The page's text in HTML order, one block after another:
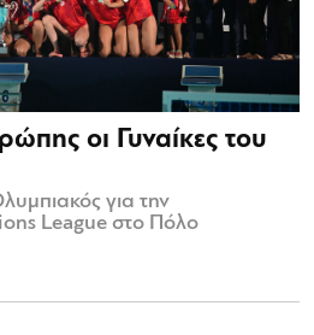
οι Γυναίκες του
για την
League στο Πόλο